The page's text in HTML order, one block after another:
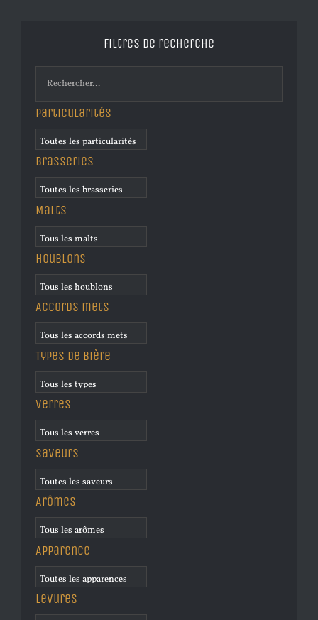
Filtres de recherche
Particularités
Brasseries
Malts
Houblons
Accords mets
Types de bière
Verres
Saveurs
Arômes
Apparence
Levures